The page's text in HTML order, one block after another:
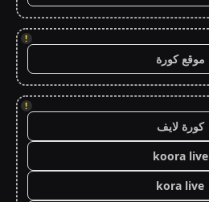
!
موقع كورة
!
كورة لايف
koora live
kora live